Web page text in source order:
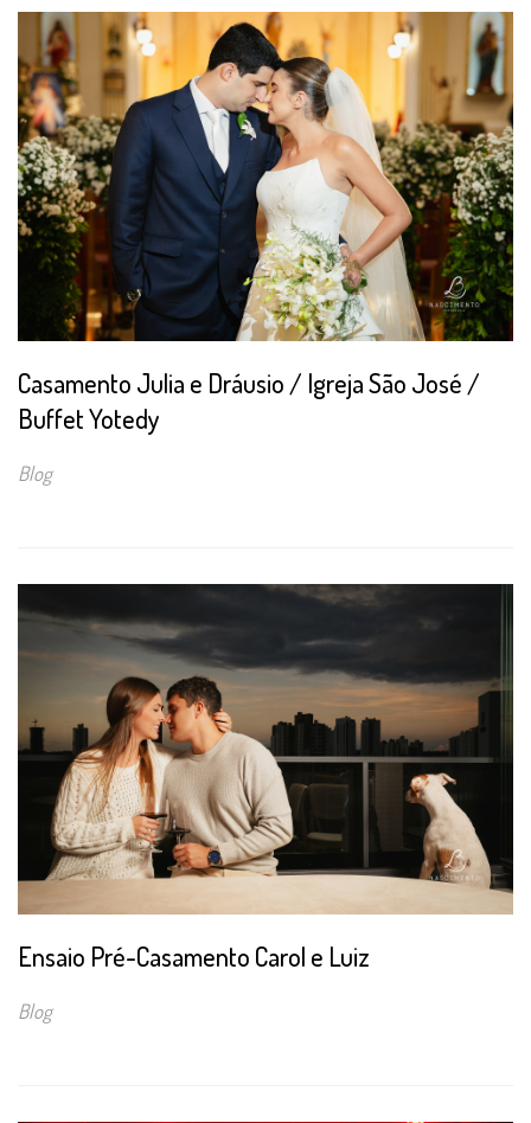
Casamento Julia e Dráusio / Igreja São José /
Buffet Yotedy
Blog
Ensaio Pré-Casamento Carol e Luiz
Blog